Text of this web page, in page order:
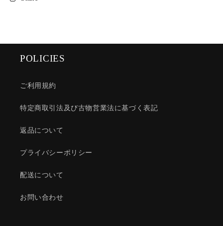
POLICIES
ご利用規約
特定商取引法及び古物営業法に基づく表記
返品について
プライバシーポリシー
配送について
お問い合わせ